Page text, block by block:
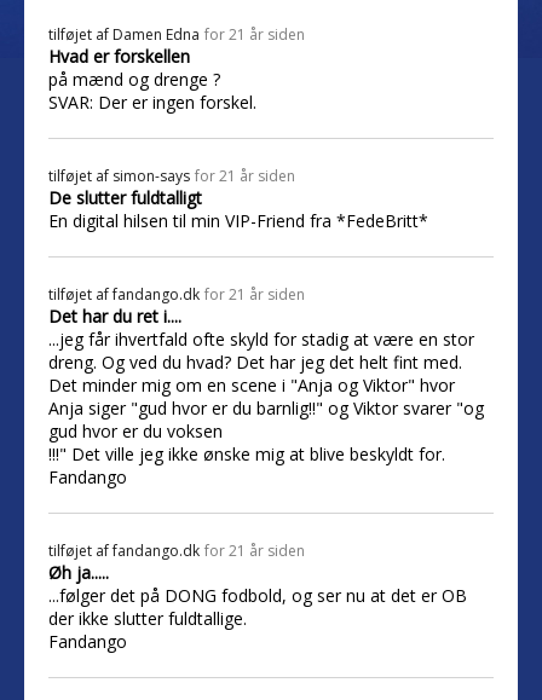
tilføjet af Damen Edna for 21 år siden
Hvad er forskellen
på mænd og drenge ?
SVAR: Der er ingen forskel.
tilføjet af simon-says for 21 år siden
De slutter fuldtalligt
En digital hilsen til min VIP-Friend fra *FedeBritt*
tilføjet affandango.dk for 21 år siden
Det har du ret i....
...jeg får ihvertfald ofte skyld for stadig at være en stor
dreng. Og ved du hvad? Det har jeg det helt fint med.
Det minder mig om en scene i "Anja og Viktor" hvor
Anja siger "gud hvor er du barnlig!!" og Viktor svarer "og
gud hvor er du voksen
!!!" Det ville jeg ikke ønske mig at blive beskyldt for.
Fandango
tilføjet affandango.dk for 21 år siden
Øh ja.....
...følger det på DONG fodbold, og ser nu at det er OB
der ikke slutter fuldtallige.
Fandango